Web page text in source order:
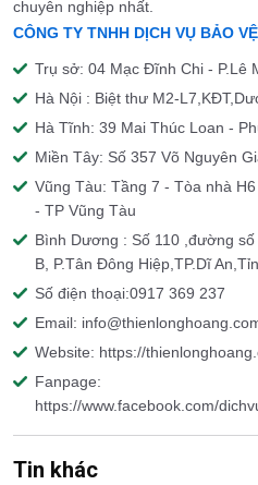
chuyên nghiệp nhất.
CÔNG TY TNHH DỊCH VỤ BẢO
Trụ sở: 04 Mạc Đĩnh Chi - P.Lê
Hà Nội : Biệt thư M2-
Hà Tĩnh: 39 Mai Thúc Loan -
Miền Tây: Số 357 Võ Nguyên
Vũng Tàu: Tầng 7 - Tòa nhà
- TP Vũng Tàu
Bình Dương : Số 110 ,đường
B, P.Tân Đông Hiệp,TP.Dĩ
Số điện thoại:0917 369 237
Email:
Website: https://
Fanpage:
https://www.facebook.com/
Tin khác